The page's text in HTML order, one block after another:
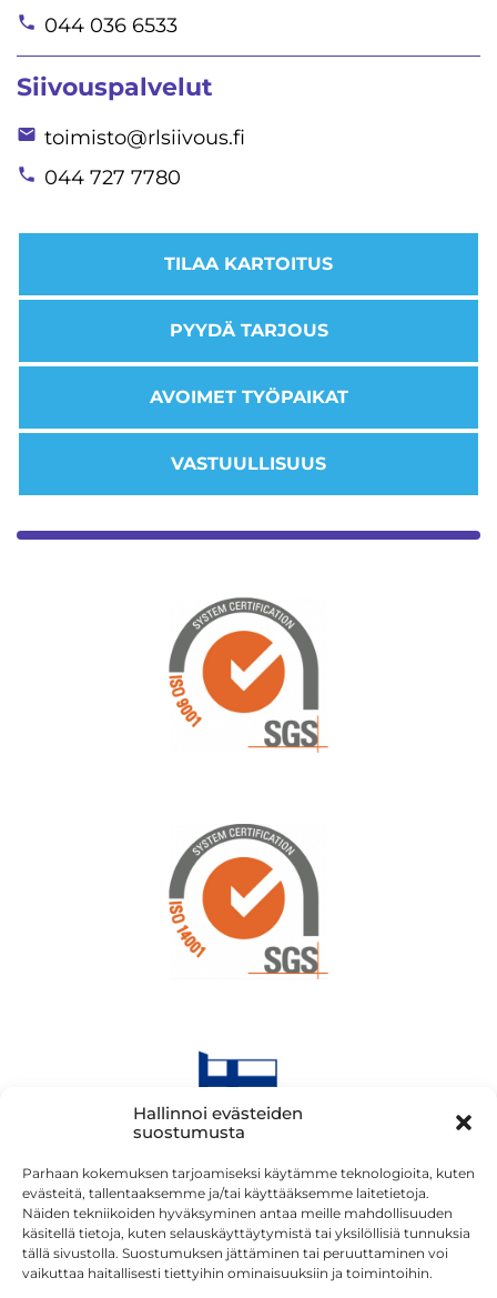
Hallinnoi evästeiden
suostumusta
Parhaan kokemuksen tarjoamiseksi käytämme teknologioita, kuten
evästeitä, tallentaaksemme ja/tai käyttääksemme laitetietoja.
Näiden tekniikoiden hyväksyminen antaa meille mahdollisuuden
käsitellä tietoja, kuten selauskäyttäytymistä tai yksilöllisiä tunnuksia
tällä sivustolla. Suostumuksen jättäminen tai peruuttaminen voi
vaikuttaa haitallisesti tiettyihin ominaisuuksiin ja toimintoihin.
044 036 6533
Siivouspalvelut
toimisto@rlsiivous.fi
044 727 7780
TILAA KARTOITUS
PYYDÄ TARJOUS
AVOIMET TYÖPAIKAT
VASTUULLISUUS